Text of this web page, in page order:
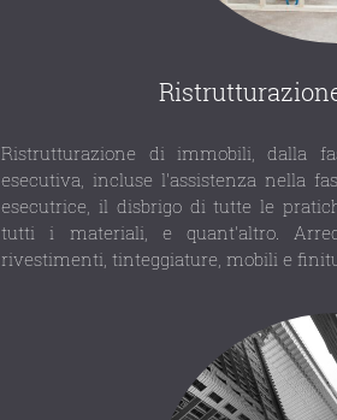
Ristrutturazione di immobili, dalla
esecutiva, incluse l'assistenza nella
esecutrice, il disbrigo di tutte le
tutti i materiali, e quant'altro.
rivestimenti, tinteggiature, mobili e